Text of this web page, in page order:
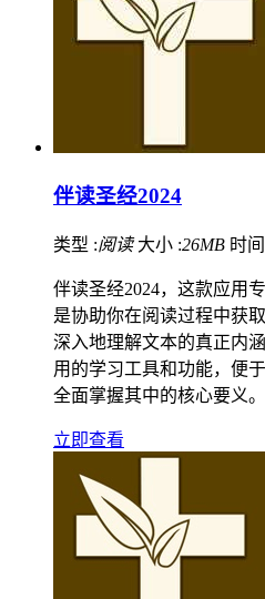
伴读圣经2024
类型 :阅读 大小 :26MB 时
伴读圣经2024，这款应用
是协助你在阅读过程中获
深入地理解文本的真正内
用的学习工具和功能，便
全面掌握其中的核心要义。
立即查看